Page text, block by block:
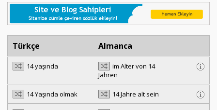
Türkçe Almanca
14 yaşında
im Alter von 14
Jahren
14 Yaşında olmak 14 Jahre alt sein